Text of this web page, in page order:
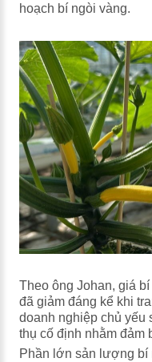
hoạch bí ngòi vàng.
Theo ông Johan, giá
đã giảm đáng kể khi
doanh nghiệp chủ yếu
thụ cố định nhằm đảm
Phần lớn sản lượng bí